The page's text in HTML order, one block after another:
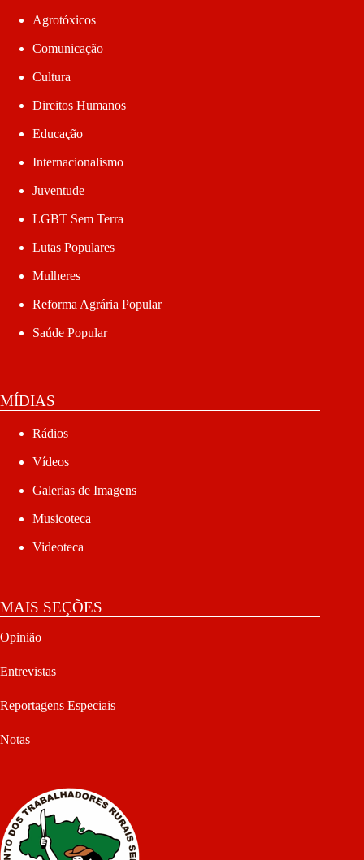
Agrotóxicos
Comunicação
Cultura
Direitos Humanos
Educação
Internacionalismo
Juventude
LGBT Sem Terra
Lutas Populares
Mulheres
Reforma Agrária Popular
Saúde Popular
MÍDIAS
Rádios
Vídeos
Galerias de Imagens
Musicoteca
Videoteca
MAIS SEÇÕES
Opinião
Entrevistas
Reportagens Especiais
Notas